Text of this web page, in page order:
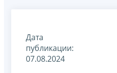
Дата
публикации:
07.08.2024